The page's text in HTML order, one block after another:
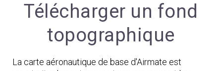
Télécharger un fond
topographique
La carte aéronautique de base d'Airmate est